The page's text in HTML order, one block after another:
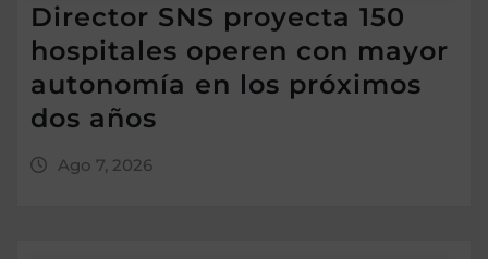
Director SNS proyecta 150
hospitales operen con mayor
autonomía en los próximos
dos años
Ago 7, 2026